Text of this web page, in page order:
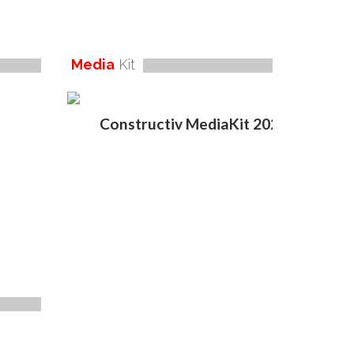
Media Kit
Constructiv MediaKit 2020